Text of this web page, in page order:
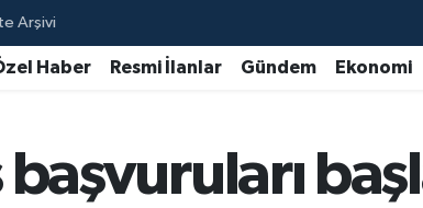
Arşivi
Haber Resmi İlanlar Gündem Ekonomi